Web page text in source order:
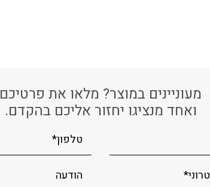
מעוניינים במוצר? מלאו את פרטיכם
ואחד מנציגו יחזור אליכם בהקדם.